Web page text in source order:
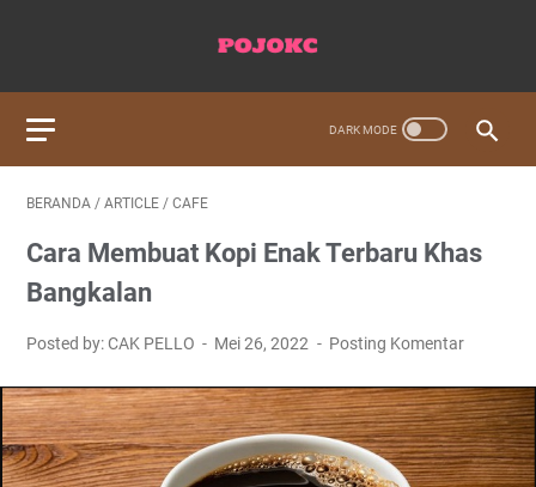
BERANDA / ARTICLE / CAFE
Cara Membuat Kopi Enak Terbaru Khas
Bangkalan
Posted by: CAK PELLO Mei 26, 2022 Posting Komentar